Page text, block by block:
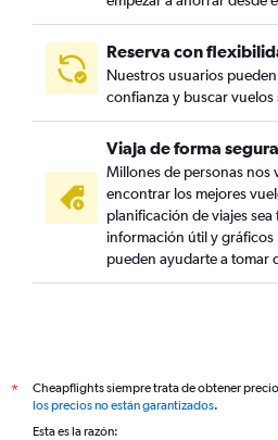
Reserva con
Nuestros usuarios
confianza y buscar
Viaja de forma segura
Millones de personas nos
encontrar los mejores
planificación de viajes
información útil y gráficos
pueden ayudarte a tomar
*
Cheapflights siempre trata de obtener
los precios no están garantizados.
Esta es la razón: